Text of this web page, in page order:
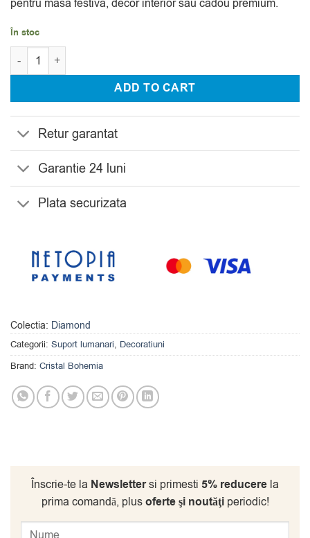
pentru masa festiva, decor interior sau cadou premium.
În stoc
Cantitate Set 2 Sfesnice Cristal Bohemia Diamond 10 cm
ADD TO CART
Retur garantat
Garantie 24 luni
Plata securizata
Colectia: Diamond
Categorii: Suport lumanari, Decoratiuni
Brand: Cristal Bohemia
Înscrie-te la Newslettersi primesti 5% reducere la
prima comandă, plusoferte şi noutăţiperiodic!